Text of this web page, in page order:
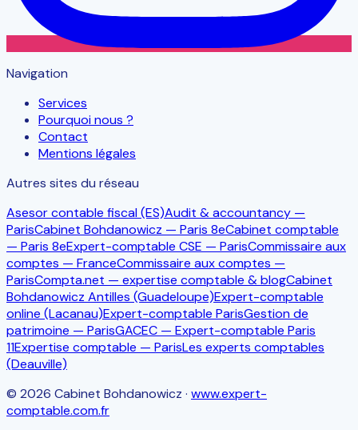
Navigation
Services
Pourquoi nous ?
Contact
Mentions légales
Autres sites du réseau
Asesor contable fiscal (ES)Audit & accountancy —
ParisCabinet Bohdanowicz — Paris 8eCabinet comptable
— Paris 8eExpert-comptable CSE — ParisCommissaire aux
comptes — FranceCommissaire aux comptes —
ParisCompta.net — expertise comptable & blogCabinet
Bohdanowicz Antilles (Guadeloupe)Expert-comptable
online (Lacanau)Expert-comptable ParisGestion de
patrimoine — ParisGACEC — Expert-comptable Paris
11Expertise comptable — ParisLes experts comptables
(Deauville)
© 2026 Cabinet Bohdanowicz · www.expert-
comptable.com.fr